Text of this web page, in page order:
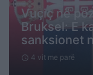
Vuçiç në
Bruksel: E
sanksionet
schedule 4 vit me parë